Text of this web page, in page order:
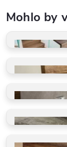
Mohlo by
Schody,
Takto je
Ano,
Ano,